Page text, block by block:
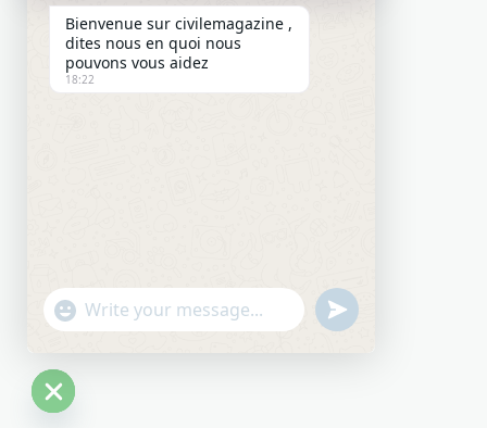
Hide chaty
Bienvenue sur civilemagazine ,
dites nous en quoi nous
pouvons vous aidez
18:22
"+chaty_settings.lang.emoji_picker+"
WhatsApp Message
undefined